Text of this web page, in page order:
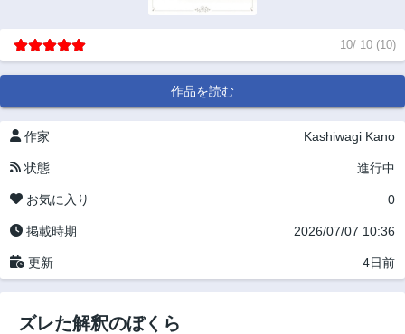
10/ 10 (10)
作品を読む
作家 Kashiwagi Kano
状態 進行中
お気に入り 0
掲載時期 2026/07/07 10:36
更新 4日前
ズレた解釈のぼくら